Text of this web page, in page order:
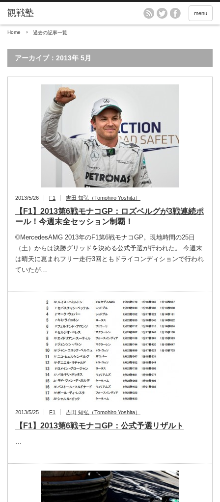
menu
Home 過去の記事一覧
アーカイブ：2013年 5月
2013/5/26 F1 吉田 知弘（Tomohiro Yoshita）
【F1】2013第6戦モナコGP：ロズベルグが3戦連続ポ
ール！今週末全セッション制覇！
©MercedesAMG 2013年のF1第6戦モナコGP。現地時間の25日
（土）からは決勝グリッドを決める公式予選が行われた。 今週末
は晴天に恵まれフリー走行3回ともドライコンディションで行われ
ていたが…
2013/5/25 F1 吉田 知弘（Tomohiro Yoshita）
【F1】2013第6戦モナコGP：公式予選リザルト
…